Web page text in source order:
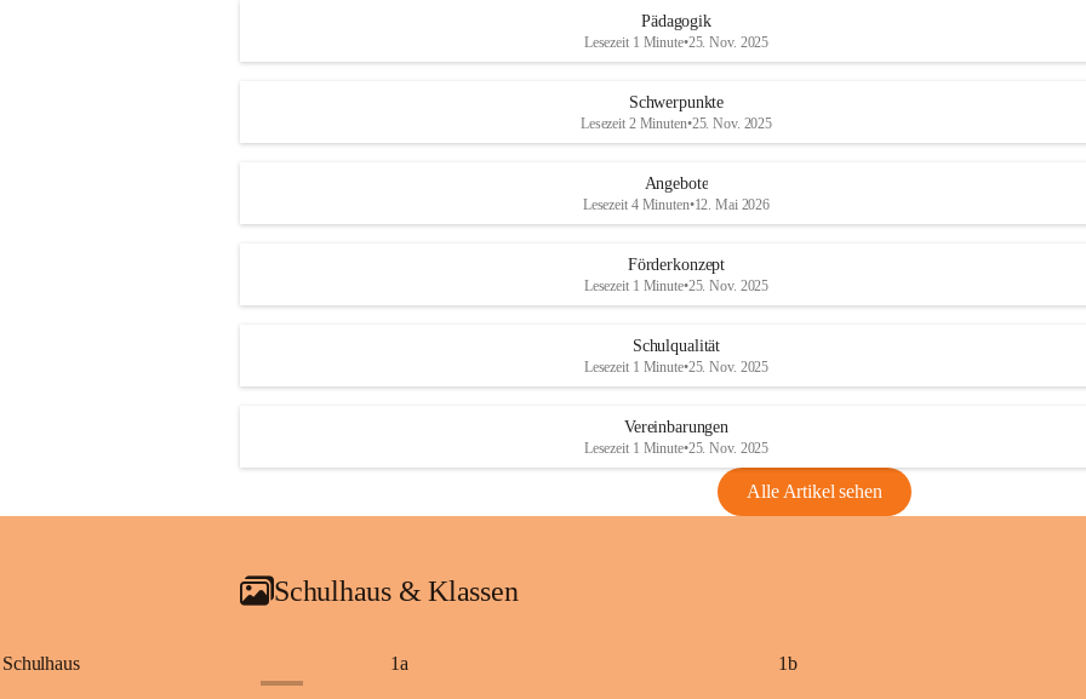
Pädagogik
Lesezeit 1 Minute•25. Nov. 2025
Schwerpunkte
Lesezeit 2 Minuten•25. Nov. 2025
Angebote
Lesezeit 4 Minuten•12. Mai 2026
Förderkonzept
Lesezeit 1 Minute•25. Nov. 2025
Schulqualität
Lesezeit 1 Minute•25. Nov. 2025
Vereinbarungen
Lesezeit 1 Minute•25. Nov. 2025
Alle Artikel sehen
Schulhaus & Klassen
Schulhaus 1a 1b